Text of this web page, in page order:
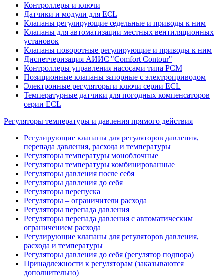
Контроллеры и ключи
Датчики и модули для ECL
Клапаны регулирующие седельные и приводы к ним
Клапаны для автоматизации местных вентиляционных
установок
Клапаны поворотные регулирующие и приводы к ним
Диспетчеризация АИИС "Comfort Contour"
Контроллеры управления насосами типа PCM
Позиционные клапаны запорные с электроприводом
Электронные регуляторы и ключи серии ECL
Температурные датчики для погодных компенсаторов
серии ECL
Регуляторы температуры и давления прямого действия
Регулирующие клапаны для регуляторов давления,
перепада давления, расхода и температуры
Регуляторы температуры моноблочные
Регуляторы температуры комбинированные
Регуляторы давления после себя
Регуляторы давления до себя
Регуляторы перепуска
Регуляторы – ограничители расхода
Регуляторы перепада давления
Регуляторы перепада давления с автоматическим
ограничением расхода
Регулирующие клапаны для регуляторов давления,
расхода и температуры
Регуляторы давления до себя (регулятор подпора)
Принадлежности к регуляторам (заказываются
дополнительно)